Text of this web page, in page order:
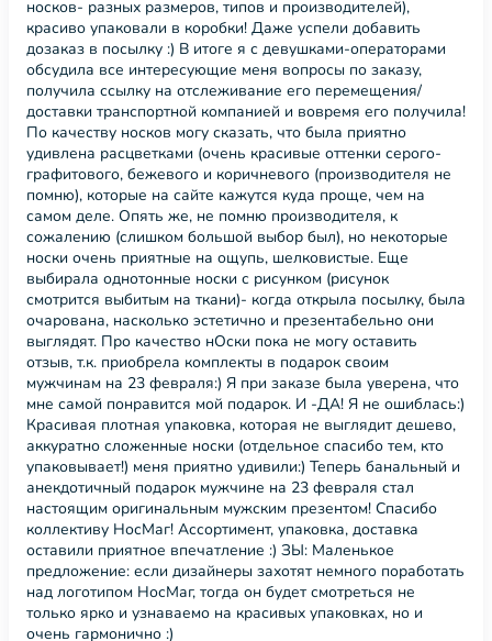
носков- разных размеров, типов и производителей),
красиво упаковали в коробки! Даже успели добавить
дозаказ в посылку :) В итоге я с девушками-операторами
обсудила все интересующие меня вопросы по заказу,
получила ссылку на отслеживание его перемещения/
доставки транспортной компанией и вовремя его получила!
По качеству носков могу сказать, что была приятно
удивлена расцветками (очень красивые оттенки серого-
графитового, бежевого и коричневого (производителя не
помню), которые на сайте кажутся куда проще, чем на
самом деле. Опять же, не помню производителя, к
сожалению (слишком большой выбор был), но некоторые
носки очень приятные на ощупь, шелковистые. Еще
выбирала однотонные носки с рисунком (рисунок
смотрится выбитым на ткани)- когда открыла посылку, была
очарована, насколько эстетично и презентабельно они
выглядят. Про качество нОски пока не могу оставить
отзыв, т.к. приобрела комплекты в подарок своим
мужчинам на 23 февраля:) Я при заказе была уверена, что
мне самой понравится мой подарок. И -ДА! Я не ошиблась:)
Красивая плотная упаковка, которая не выглядит дешево,
аккуратно сложенные носки (отдельное спасибо тем, кто
упаковывает!) меня приятно удивили:) Теперь банальный и
анекдотичный подарок мужчине на 23 февраля стал
настоящим оригинальным мужским презентом! Спасибо
коллективу НосМаг! Ассортимент, упаковка, доставка
оставили приятное впечатление :) ЗЫ: Маленькое
предложение: если дизайнеры захотят немного поработать
над логотипом НосМаг, тогда он будет смотреться не
только ярко и узнаваемо на красивых упаковках, но и
очень гармонично :)